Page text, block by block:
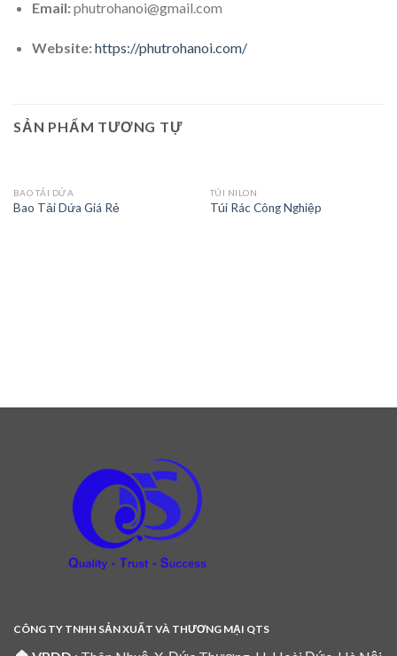
Email:phutrohanoi@gmail.com
Website:https://phutrohanoi.com/
SẢN PHẨM TƯƠNG TỰ
BAO TẢI DỨA
Bao Tải Dứa Giá Rẻ
TÚI NILON
Túi Rác Công Nghiệp
CÔNG TY TNHH SẢN XUẤT VÀ THƯƠNG MẠI QTS